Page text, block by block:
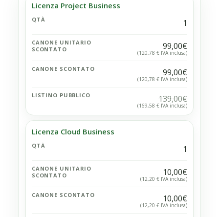
Licenza Project Business
QTÀ 1
CANONE UNITARIO
SCONTATO
99,00€
(120,78 € IVA inclusa)
CANONE SCONTATO 99,00€
(120,78 € IVA inclusa)
LISTINO PUBBLICO 139,00€
(169,58 € IVA inclusa)
Licenza Cloud Business
QTÀ 1
CANONE UNITARIO
SCONTATO
10,00€
(12,20 € IVA inclusa)
CANONE SCONTATO 10,00€
(12,20 € IVA inclusa)